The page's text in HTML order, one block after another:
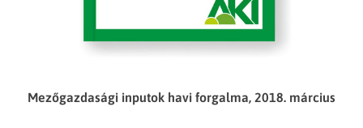
Mezőgazdasági inputok havi forgalma, 2018. március